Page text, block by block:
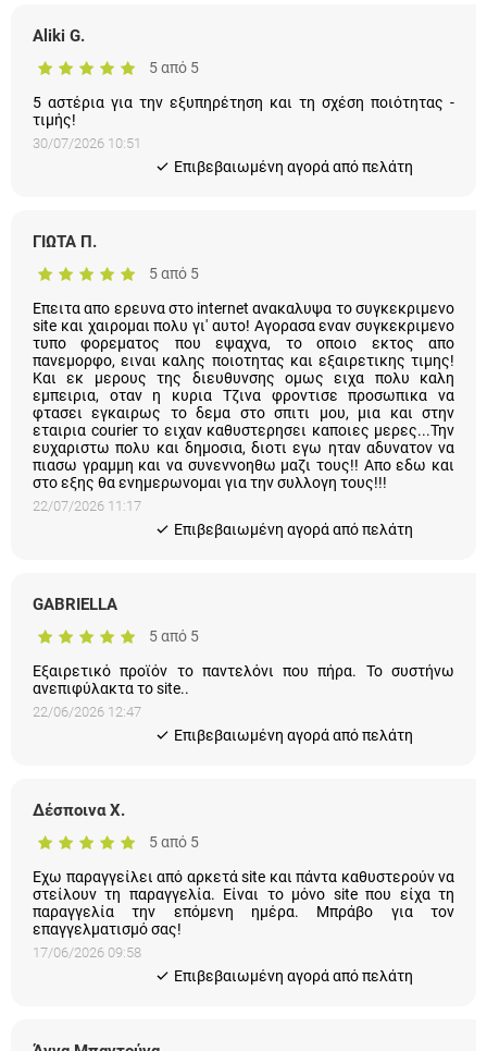
Aliki G.
5 από 5
5 αστέρια για την εξυπηρέτηση και τη σχέση ποιότητας -
τιμής!
30/07/2026 10:51
Eπιβεβαιωμένη αγορά από πελάτη
ΓΙΩΤΑ Π.
5 από 5
Επειτα απο ερευνα στο internet ανακαλυψα το συγκεκριμενο
site και χαιρομαι πολυ γι' αυτο! Αγορασα εναν συγκεκριμενο
τυπο φορεματος που εψαχνα, το οποιο εκτος απο
πανεμορφο, ειναι καλης ποιοτητας και εξαιρετικης τιμης! Και
εκ μερους της διευθυνσης ομως ειχα πολυ καλη εμπειρια,
οταν η κυρια Τζινα φροντισε προσωπικα να φτασει εγκαιρως
το δεμα στο σπιτι μου, μια και στην εταιρια courier το ειχαν
καθυστερησει καποιες μερες...Την ευχαριστω πολυ και
δημοσια, διοτι εγω ηταν αδυνατον να πιασω γραμμη και να
συνεννοηθω μαζι τους!! Απο εδω και στο εξης θα
ενημερωνομαι για την συλλογη τους!!!
22/07/2026 11:17
Eπιβεβαιωμένη αγορά από πελάτη
GABRIELLA
5 από 5
Εξαιρετικό προϊόν το παντελόνι που πήρα. Το συστήνω
ανεπιφύλακτα το site..
22/06/2026 12:47
Eπιβεβαιωμένη αγορά από πελάτη
Δέσποινα Χ.
5 από 5
Εχω παραγγείλει από αρκετά site και πάντα καθυστερούν να
στείλουν τη παραγγελία. Είναι το μόνο site που είχα τη
παραγγελία την επόμενη ημέρα. Μπράβο για τον
επαγγελματισμό σας!
17/06/2026 09:58
Eπιβεβαιωμένη αγορά από πελάτη